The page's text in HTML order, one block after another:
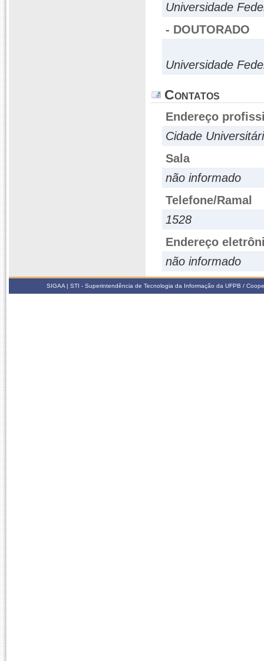
Universidade
- DOUTORADO
Universidade
Contatos
Endereço
Cidade
Sala
não informado
Telefone/Ramal
1528
Endereço
não informado
SIGAA | STI - Superintendência de Tecnologia da Informação da UFPB /